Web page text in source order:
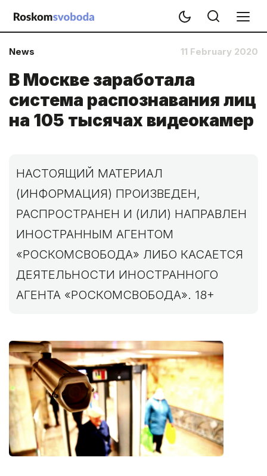
News 11 February 2020
В Москве заработала
система распознавания лиц
на 105 тысячах видеокамер
НАСТОЯЩИЙ МАТЕРИАЛ
(ИНФОРМАЦИЯ) ПРОИЗВЕДЕН,
РАСПРОСТРАНЕН И (ИЛИ) НАПРАВЛЕН
ИНОСТРАННЫМ АГЕНТОМ
«РОСКОМСВОБОДА» ЛИБО КАСАЕТСЯ
ДЕЯТЕЛЬНОСТИ ИНОСТРАННОГО
АГЕНТА «РОСКОМСВОБОДА». 18+